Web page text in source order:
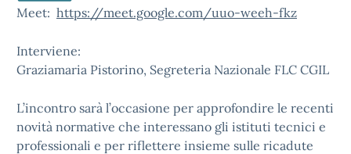
Meet: https://meet.google.com/uuo-weeh-fkz
Interviene:
Graziamaria Pistorino, Segreteria Nazionale FLC CGIL
L’incontro sarà l’occasione per approfondire le recenti
novità normative che interessano gli istituti tecnici e
professionali e per riflettere insieme sulle ricadute